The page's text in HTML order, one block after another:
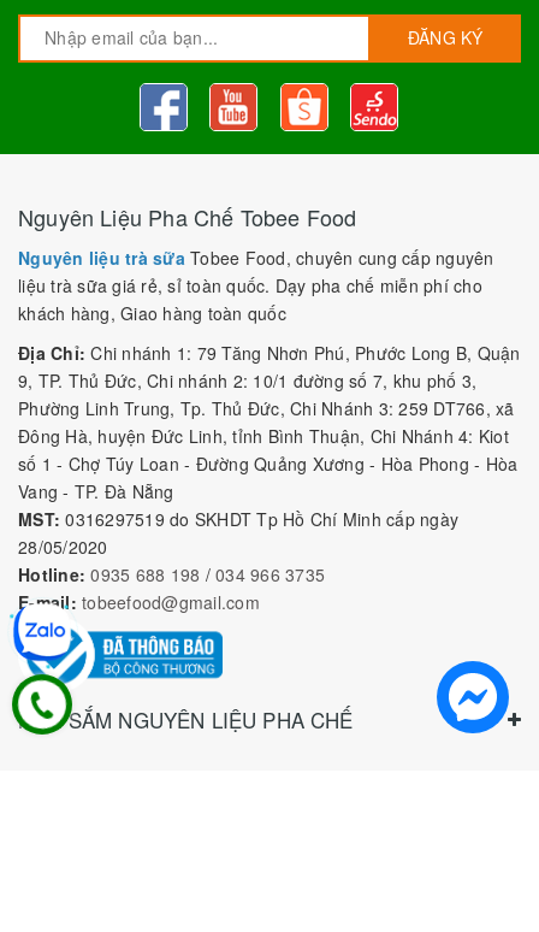
ĐĂNG KÝ
Nguyên Liệu Pha Chế Tobee Food
Nguyên liệu trà sữa Tobee Food, chuyên cung cấp nguyên
liệu trà sữa giá rẻ, sỉ toàn quốc. Dạy pha chế miễn phí cho
khách hàng, Giao hàng toàn quốc
Địa Chỉ: Chi nhánh 1: 79 Tăng Nhơn Phú, Phước Long B, Quận
9, TP. Thủ Đức, Chi nhánh 2: 10/1 đường số 7, khu phố 3,
Phường Linh Trung, Tp. Thủ Đức, Chi Nhánh 3: 259 DT766, xã
Đông Hà, huyện Đức Linh, tỉnh Bình Thuận, Chi Nhánh 4: Kiot
số 1 - Chợ Túy Loan - Đường Quảng Xương - Hòa Phong - Hòa
Vang - TP. Đà Nẵng
MST: 0316297519 do SKHDT Tp Hồ Chí Minh cấp ngày
28/05/2020
Hotline: 0935 688 198 / 034 966 3735
E-mail: tobeefood@gmail.com
MUA SẮM NGUYÊN LIỆU PHA CHẾ